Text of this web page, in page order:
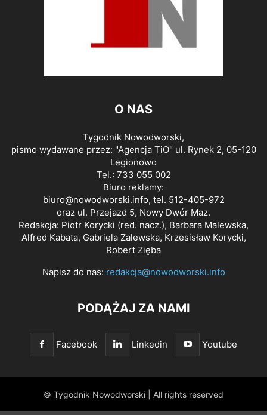
O NAS
Tygodnik Nowodworski,
pismo wydawane przez: "Agencja TiO" ul. Rynek 2, 05-120
Legionowo
Tel.: 733 055 002
Biuro reklamy:
biuro@nowodworski.info, tel. 512-405-972
oraz ul. Przejazd 5, Nowy Dwór Maz.
Redakcja: Piotr Korycki (red. nacz.), Barbara Malewska,
Alfred Kabata, Gabriela Zalewska, Krzesisław Korycki,
Robert Zięba
Napisz do nas: redakcja@nowodworski.info
PODĄŻAJ ZA NAMI
Facebook Linkedin Youtube
© Tygodnik Nowodworski | All rights reserved